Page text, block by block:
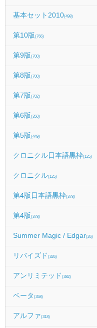
基本セット2010(498)
第10版(766)
第9版(700)
第8版(700)
第7版(702)
第6版(350)
第5版(449)
クロニクル日本語黒枠(125)
クロニクル(125)
第4版日本語黒枠(378)
第4版(378)
Summer Magic / Edgar(26)
リバイズド (326)
アンリミテッド (382)
ベータ (358)
アルファ(318)